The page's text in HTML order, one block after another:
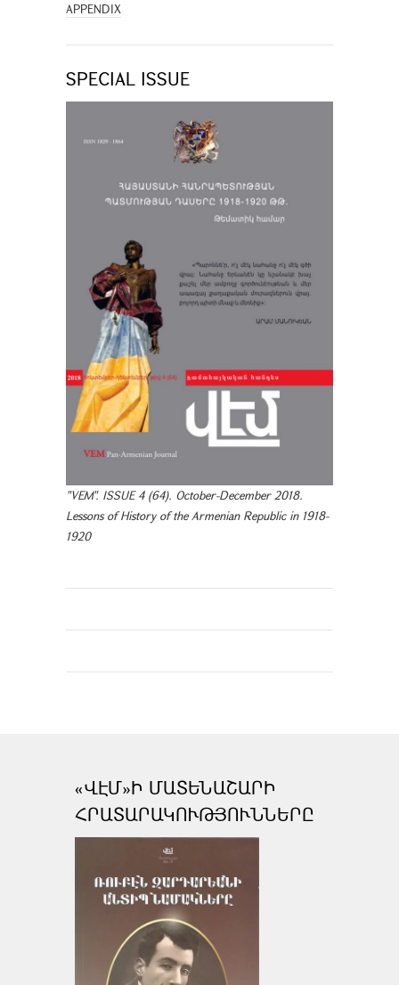
APPENDIX
SPECIAL ISSUE
"VEM". ISSUE 4 (64). October-December 2018.
Lessons of History of the Armenian Republic in 1918-
1920
«ՎԷՄ»Ի ՄԱՏԵՆԱՇԱՐԻ
ՀՐԱՏԱՐԱԿՈՒԹՅՈՒՆՆԵՐԸ